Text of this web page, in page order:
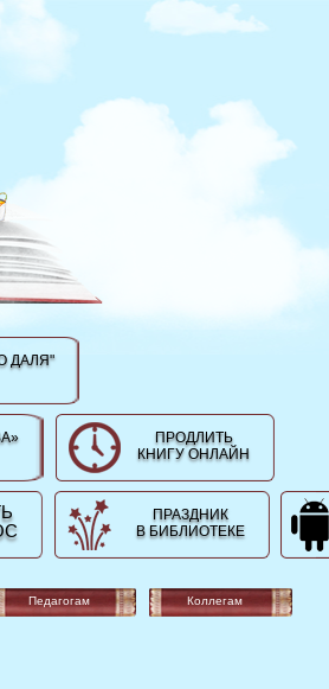
ДАЛЯ"
ПРОДЛИТЬ
КНИГУ ОНЛАЙН
ПРАЗДНИК
В БИБЛИОТЕКЕ
Педагогам Коллегам